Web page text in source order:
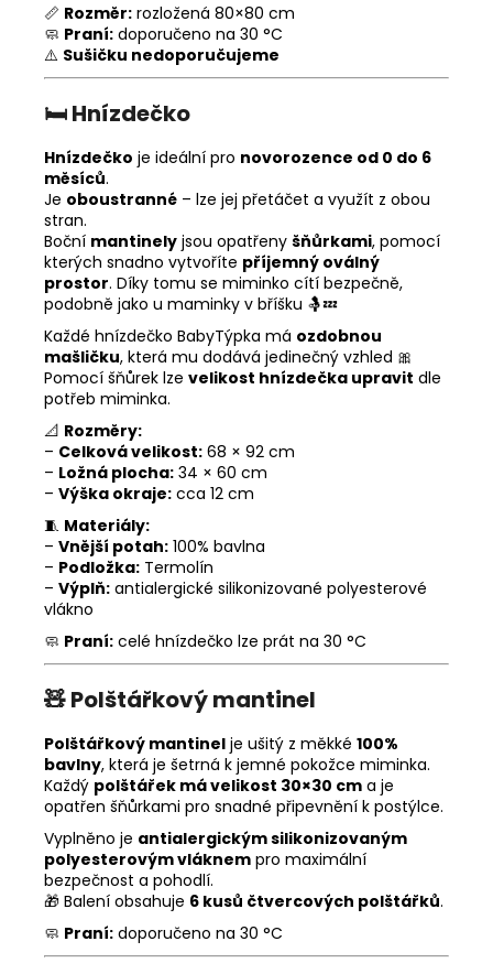
📏 Rozměr: rozložená 80×80 cm
🧼 Praní: doporučeno na 30 °C
⚠️ Sušičku nedoporučujeme
🛏️Hnízdečko
Hnízdečko je ideální pro novorozence od 0 do 6
měsíců.
Je oboustranné – lze jej přetáčet a využít z obou
stran.
Boční mantinely jsou opatřeny šňůrkami, pomocí
kterých snadno vytvoříte příjemný oválný
prostor. Díky tomu se miminko cítí bezpečně,
podobně jako u maminky v bříšku 🤱💤
Každé hnízdečko BabyTýpka má ozdobnou
mašličku, která mu dodává jedinečný vzhled 🎀
Pomocí šňůrek lze velikost hnízdečka upravit dle
potřeb miminka.
📐 Rozměry:
– Celková velikost: 68 × 92 cm
– Ložná plocha: 34 × 60 cm
– Výška okraje: cca 12 cm
🧵 Materiály:
– Vnější potah: 100% bavlna
– Podložka: Termolín
– Výplň: antialergické silikonizované polyesterové
vlákno
🧼 Praní: celé hnízdečko lze prát na 30 °C
🧸Polštářkový mantinel
Polštářkový mantinel je ušitý z měkké 100%
bavlny, která je šetrná k jemné pokožce miminka.
Každý polštářek má velikost 30×30 cm a je
opatřen šňůrkami pro snadné připevnění k postýlce.
Vyplněno je antialergickým silikonizovaným
polyesterovým vláknem pro maximální
bezpečnost a pohodlí.
🎁 Balení obsahuje 6 kusů čtvercových polštářků.
🧼 Praní: doporučeno na 30 °C